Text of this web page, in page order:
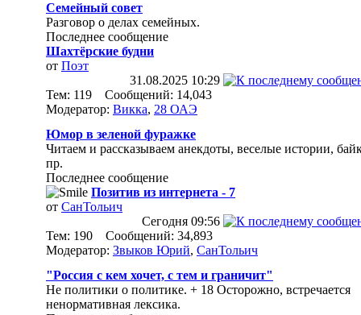
Семейный совет
Разговор о делах семейных.
Последнее сообщение
Шахтёрские будни
от Поэт
31.08.2025 10:29
Тем: 119 Сообщений: 14,043
Модератор: Викка, 28 ОАЭ
Юмор в зеленой фуражке
Читаем и рассказываем анекдоты, веселые истории,
пр.
Последнее сообщение
Позитив из интернета - 7
от СанТольич
Сегодня 09:56
Тем: 190 Сообщений: 34,893
Модератор: Звыков Юрий, СанТольич
"Россия с кем хочет, с тем и граничит"
Не политики о политике. + 18 Осторожно, встречается
ненормативная лексика.